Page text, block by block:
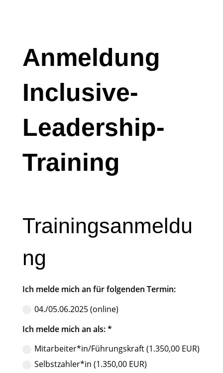
Anmeldung
Inclusive-
Leadership-
Training
Trainingsanmeldu
ng
Ich melde mich an für folgenden Termin:
04./05.06.2025 (online)
Ich melde mich an als: *
Mitarbeiter*in/Führungskraft (1.350,00 EUR)
Selbstzahler*in (1.350,00 EUR)